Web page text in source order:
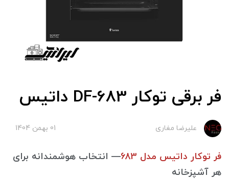
فر برقی توکار DF-683 داتیس
علیرضا مغاری 01 بهمن 1404
فر توکار داتیس مدل 683
— انتخاب هوشمندانه برای
هر آشپزخانه